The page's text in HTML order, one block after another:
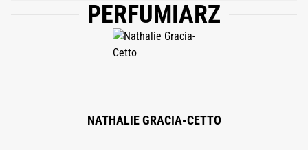
DIMETHYL ETHER, ALCOHOL DENAT., WATER, FRAGRANCE, BENZYL
SALICYLATE, LIMONENE, LINALOOL, COUMARIN, HYDROXYCITRONELLAL,
CITRAL, BENZYL BENZOATE, BENZOIC ACID.
PERFUMIARZ
NATHALIE GRACIA-CETTO